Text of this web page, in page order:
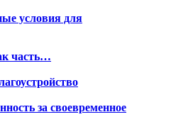
условия для
часть…
за своевременное